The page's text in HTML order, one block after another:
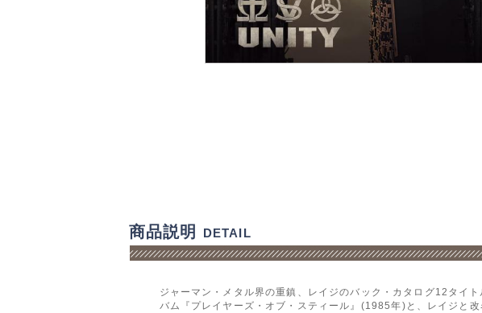
商品説明 DETAIL
ジャーマン・メタル界の重鎮、レイジのバック・カタログ12タイ
バム『プレイヤーズ・オブ・スティール』(1985年)と、レイジと